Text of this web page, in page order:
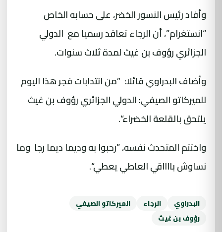
وأفاد رئيس النسور الخضر، على حسابه الخاص
“انستغرام”، أن الرجاء تعاقد رسميا مع الدولي
الجزائري رؤوف بن غيث لمدة ثلاث سنوات.
وأضاف البدراوي قائلا: ”من انتدابات فجر هذا اليوم
للميركاتو الصيفي: الدولي الجزائري رؤوف بن غيث
يلتحق بالقلعة الخضراء“.
واختتم المتحدث نفسه، ”رحبوا به وديما ديما رجا وما
نساوش بااااقي العاطي يعطي“.
البدراوي الرجاء
الميركاتو الصيفي
رؤوف بن غيث